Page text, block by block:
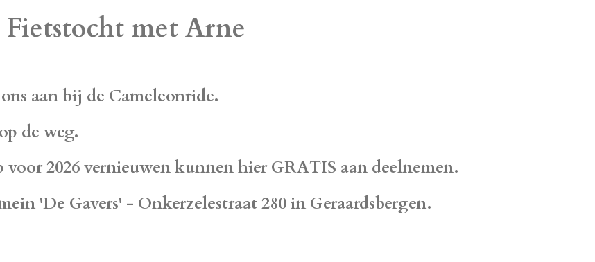
Fietstocht met Arne
aan bij de Cameleonride.
de weg.
2026 vernieuwen kunnen hier GRATIS aan deelnemen.
'De Gavers' - Onkerzelestraat 280 in Geraardsbergen.